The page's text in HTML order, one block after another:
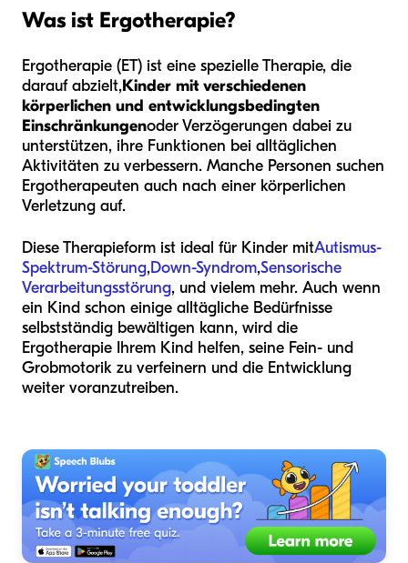
Was ist Ergotherapie?
Ergotherapie (ET) ist eine spezielle Therapie, die
darauf abzielt,Kinder mit verschiedenen
körperlichen und entwicklungsbedingten
Einschränkungenoder Verzögerungen dabei zu
unterstützen, ihre Funktionen bei alltäglichen
Aktivitäten zu verbessern. Manche Personen suchen
Ergotherapeuten auch nach einer körperlichen
Verletzung auf.
Diese Therapieform ist ideal für Kinder mitAutismus-
Spektrum-Störung,Down-Syndrom,Sensorische
Verarbeitungsstörung, und vielem mehr. Auch wenn
ein Kind schon einige alltägliche Bedürfnisse
selbstständig bewältigen kann, wird die
Ergotherapie Ihrem Kind helfen, seine Fein- und
Grobmotorik zu verfeinern und die Entwicklung
weiter voranzutreiben.